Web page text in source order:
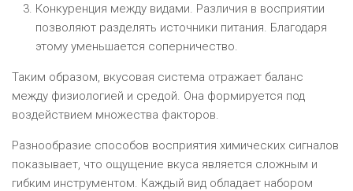
Конкуренция между видами. Различия в восприятии
позволяют разделять источники питания. Благодаря
этому уменьшается соперничество.
Таким образом, вкусовая система отражает баланс
между физиологией и средой. Она формируется под
воздействием множества факторов.
Разнообразие способов восприятия химических сигналов
показывает, что ощущение вкуса является сложным и
гибким инструментом. Каждый вид обладает набором